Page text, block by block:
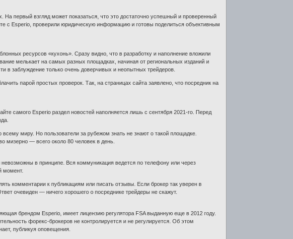
первый взгляд может показаться, что это достаточно успешный и проверенный
Esperio, проверили юридическую информацию и готовы поделиться объективным
ресурсов «кухонь». Сразу видно, что в разработку и наполнение вложили
мелькает на самых разных площадках, начиная от региональных изданий и
заблуждение только очень доверчивых и неопытных трейдеров.
парой простых проверок. Так, на страницах сайта заявлено, что посредник на
самого Esperio раздел новостей наполняется лишь с сентября 2021-го. Перед
миру. Но пользователи за рубежом знать не знают о такой площадке.
мизерно — всего около 80 человек в день.
в принципе. Вся коммуникация ведется по телефону или через
момент.
комментарии к публикациям или писать отзывы. Если брокер так уверен в
очевиден — ничего хорошего о посреднике трейдеры не скажут.
брендом Esperio, имеет лицензию регулятора FSA выданную еще в 2012 году.
форекс-брокеров не контролируется и не регулируется. Об этом
публикуя оповещения.